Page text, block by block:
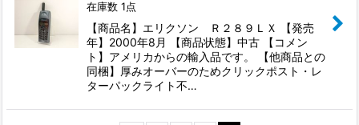
在庫数 1点
【商品名】エリクソン Ｒ２８９ＬＸ 【発売
年】2000年8月 【商品状態】中古 【コメン
ト】アメリカからの輸入品です。 【他商品との
同梱】厚みオーバーのためクリックポスト・レ
ターパックライト不…